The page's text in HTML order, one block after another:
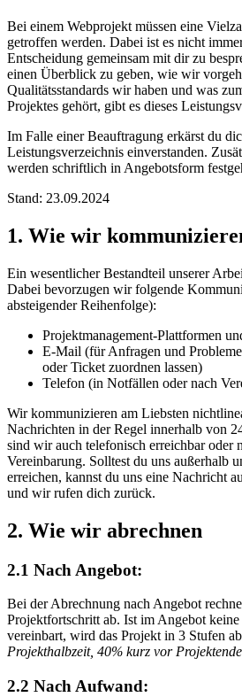
Bei einem Webprojekt müssen eine
getroffen werden. Dabei ist es nicht
Entscheidung gemeinsam mit dir zu
einen Überblick zu geben, wie wir
Qualitätsstandards wir haben und was
Projektes gehört, gibt es dieses
Im Falle einer Beauftragung erkärst du
Leistungsverzeichnis einverstanden.
werden schriftlich in Angebotsform
Stand: 23.09.2024
1. Wie wir
Ein wesentlicher Bestandteil unserer
Dabei bevorzugen wir folgende
absteigender Reihenfolge):
Projektmanagement-Plattformen
E-Mail (für Anfragen und
oder Ticket zuordnen lassen)
Telefon (in Notfällen oder nach
Wir kommunizieren am Liebsten
Nachrichten in der Regel innerhalb von
sind wir auch telefonisch erreichbar oder
Vereinbarung. Solltest du uns außerhalb
erreichen, kannst du uns eine Nachricht
und wir rufen dich zurück.
2. Wie wir abrechnen
2.1 Nach Angebot:
Bei der Abrechnung nach Angebot
Projektfortschritt ab. Ist im Angebot
vereinbart, wird das Projekt in 3 Stufen
Projekthalbzeit, 40% kurz vor
2.2 Nach Aufwand: